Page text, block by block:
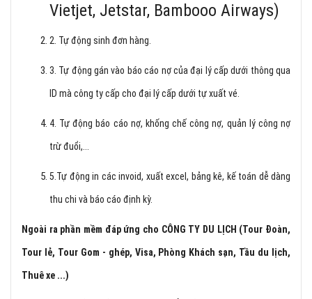
Vietjet, Jetstar, Bambooo Airways)
2. Tự động sinh đơn hàng.
3. Tự động gán vào báo cáo nợ của đại lý cấp dưới thông qua
ID mà công ty cấp cho đại lý cấp dưới tự xuất vé.
4. Tự động báo cáo nợ, khống chế công nợ, quản lý công nợ
trừ đuổi,...
5.Tự động in các invoid, xuất excel, bảng kê, kế toán dễ dàng
thu chi và báo cáo định kỳ.
Ngoài ra phần mềm đáp ứng cho CÔNG TY DU LỊCH (Tour Đoàn,
Tour lẻ, Tour Gom - ghép, Visa, Phòng Khách sạn, Tầu du lịch,
Thuê xe ...)